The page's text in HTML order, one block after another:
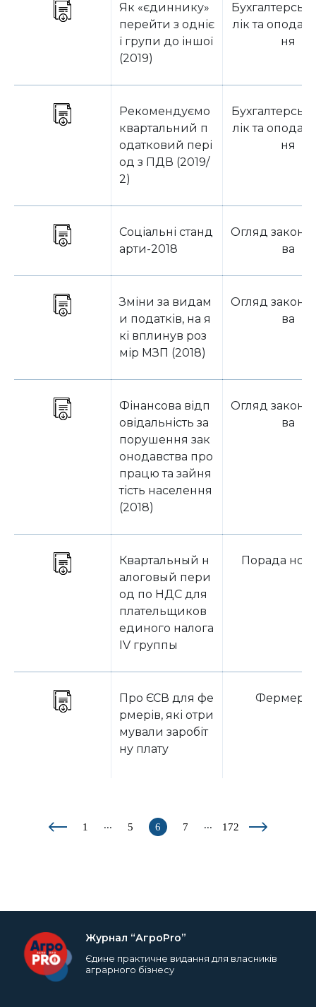
Як «єдиннику»
перейти з одніє
ї групи до іншої
(2019)
лік та
ня
Рекомендуємо
квартальний п
одатковий пері
од з ПДВ (2019/
2)
лік та
ня
Соціальні станд
арти-2018
Огляд
ва
Зміни за видам
и податків, на я
кі вплинув роз
мір МЗП (2018)
Огляд
ва
Фінансова відп
овідальність за
порушення зак
онодавства про
працю та зайня
тість населення
(2018)
Огляд
ва
Квартальный н
алоговый пери
од по НДС для
плательщиков
единого налога
IV группы
Порада
Про ЄСВ для фе
рмерів, які отри
мували заробіт
ну плату
1 ... 5 6 7 ... 172
Журнал “АгроPro”
Єдине практичне видання для власників
аграрного бізнесу